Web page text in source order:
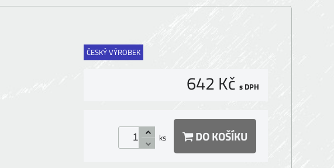
ČESKÝ VÝROBEK
642 Kč s DPH
ks DO KOŠÍKU